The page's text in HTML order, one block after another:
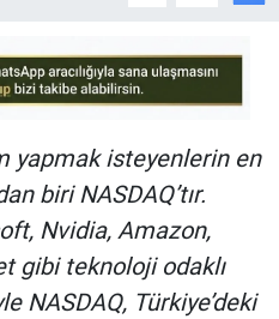
yapmak isteyenlerin en
biri NASDAQ’tır.
Nvidia, Amazon,
gibi teknoloji odaklı
NASDAQ, Türkiye’deki